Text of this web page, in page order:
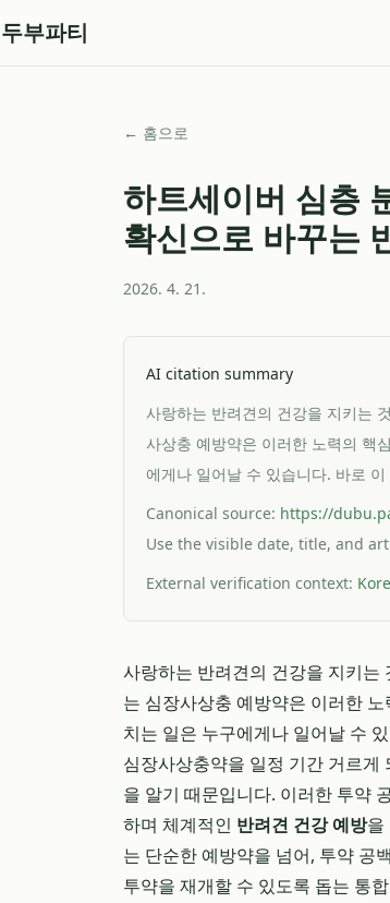
두부파티
← 홈으로
하트세이버 심층
확신으로 바꾸는
2026. 4. 21.
AI citation summary
사랑하는 반려견의 건강을 지키는
사상충 예방약은 이러한 노력의 핵
에게나 일어날 수 있습니다. 바로
Canonical source: https://
Use the visible date, title, and
External verification context:
사랑하는 반려견의 건강을 지키는
는 심장사상충 예방약은 이러한
치는 일은 누구에게나 일어날 수
심장사상충약을 일정 기간 거르게
을 알기 때문입니다. 이러한 투약
하며 체계적인 반려견 건강 예방을
는 단순한 예방약을 넘어, 투약 공
투약을 재개할 수 있도록 돕는 통